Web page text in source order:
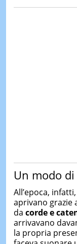
Un modo
All’epoca,
aprivano grazie
da corde e
arrivavano
la propria